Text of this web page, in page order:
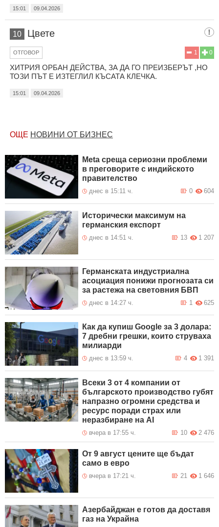
15:01 09.04.2026
10 Цвете
0
1
ОТГОВОР
ХИТРИЯ ОРБАН ДЕЙСТВА, ЗА ДА ГО ПРЕИЗБЕРЪТ ,НО
ТОЗИ ПЪТ Е ИЗТЕГЛИЛ КЪСАТА КЛЕЧКА.
15:01 09.04.2026
ОЩЕ НОВИНИ ОТ БИЗНЕС
Meta среща сериозни проблеми
в преговорите с индийското
правителство
днес в 15:11 ч. 604
0
Исторически максимум на
германския експорт
днес в 14:51 ч. 1 207
13
Германската индустриална
асоциация понижи прогнозата си
за растежа на световния БВП
днес в 14:27 ч. 625
1
Как да купиш Google за 3 долара:
7 дребни грешки, които струваха
милиарди
днес в 13:59 ч. 1 391
4
Всеки 3 от 4 компании от
българското производство губят
напразно огромни средства и
ресурс поради страх или
неразбиране на AI
вчера в 17:55 ч. 2 476
10
От 9 август цените ще бъдат
само в евро
вчера в 17:21 ч. 1 646
21
Азербайджан е готов да доставя
газ на Украйна